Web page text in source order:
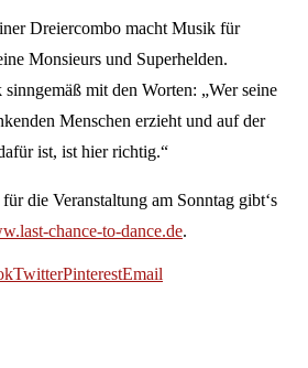
Dreiercombo macht Musik für
Monsieurs und Superhelden.
mit den Worten: „Wer seine
Menschen erzieht und auf der
ist, ist hier richtig.“
die Veranstaltung am Sonntag gibt‘s
chance-to-dance.de.
TwitterPinterestEmail